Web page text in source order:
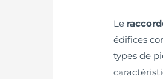
Le
édifices
types de